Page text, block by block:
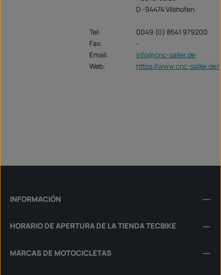
D -94474 Vilshofen
Tel:
0049 (0) 8541 979200
Fax:
-
Email:
info@cnc-saller.de
Web:
https://www.cnc-saller.de/
INFORMACIÓN
HORARIO DE APERTURA DE LA TIENDA TECBIKE
MARCAS DE MOTOCICLETAS